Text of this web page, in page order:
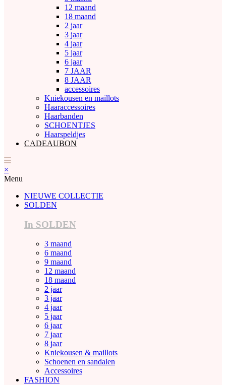
12 maand
18 maand
2 jaar
3 jaar
4 jaar
5 jaar
6 jaar
7 JAAR
8 JAAR
accessoires
Kniekousen en maillots
Haaraccessoires
Haarbanden
SCHOENTJES
Haarspeldjes
CADEAUBON
×
Menu
NIEUWE COLLECTIE
SOLDEN
In SOLDEN
3 maand
6 maand
9 maand
12 maand
18 maand
2 jaar
3 jaar
4 jaar
5 jaar
6 jaar
7 jaar
8 jaar
Kniekousen & maillots
Schoenen en sandalen
Accessoires
FASHION